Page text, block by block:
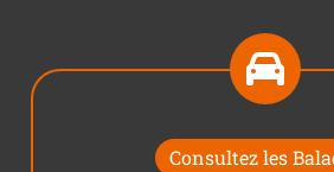
Consultez les